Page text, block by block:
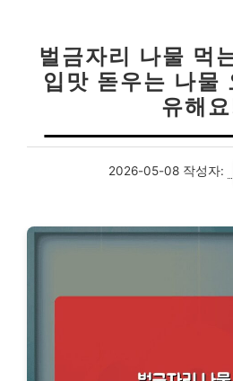
벌금자리 나물 먹
입맛 돋우는 나물
유해
2026-05-08 작성자: